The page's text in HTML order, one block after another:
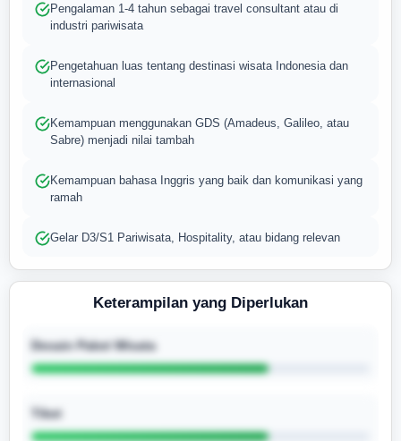
Pengalaman 1-4 tahun sebagai travel consultant atau di
industri pariwisata
Pengetahuan luas tentang destinasi wisata Indonesia dan
internasional
Kemampuan menggunakan GDS (Amadeus, Galileo, atau
Sabre) menjadi nilai tambah
Kemampuan bahasa Inggris yang baik dan komunikasi yang
ramah
Gelar D3/S1 Pariwisata, Hospitality, atau bidang relevan
Keterampilan yang Diperlukan
Desain Paket Wisata
Tiket